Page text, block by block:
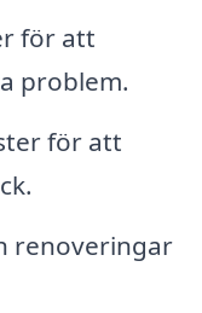
för att
problem.
för att
renoveringar